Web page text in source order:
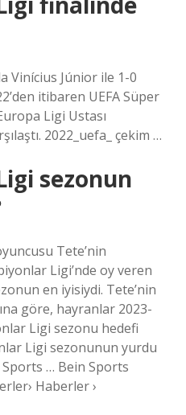
Vinícius Júnior ile 1-0
itibaren UEFA Süper
Ligi Ustası
2022_uefa_ çekim …
sezonun
Tete’nin
Ligi’nde oy veren
en iyisiydi. Tete’nin
göre, hayranlar 2023-
Ligi sezonu hedefi
Ligi sezonunun yurdu
… Bein Sports
Haberler ›